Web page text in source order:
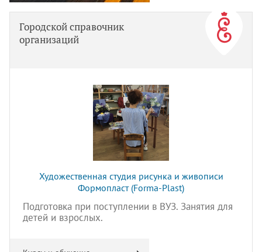
Городской справочник
организаций
Художественная студия рисунка и живописи
Формопласт (Forma-Plast)
Подготовка при поступлении в ВУЗ. Занятия для
детей и взрослых.